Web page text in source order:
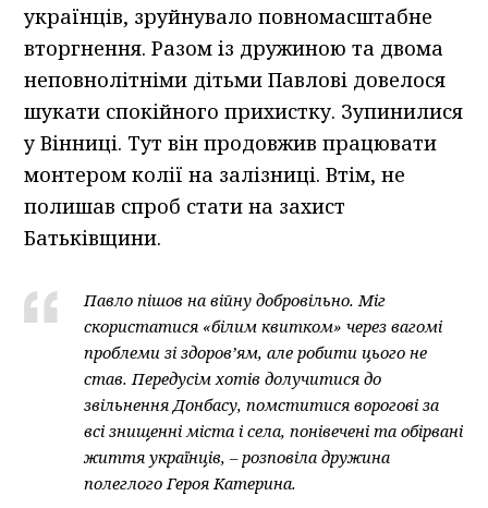
українців, зруйнувало повномасштабне
вторгнення. Разом із дружиною та двома
неповнолітніми дітьми Павлові довелося
шукати спокійного прихистку. Зупинилися
у Вінниці. Тут він продовжив працювати
монтером колії на залізниці. Втім, не
полишав спроб стати на захист
Батьківщини.
Павло пішов на війну добровільно. Міг
скористатися «білим квитком» через вагомі
проблеми зі здоров’ям, але робити цього не
став. Передусім хотів долучитися до
звільнення Донбасу, помститися ворогові за
всі знищенні міста і села, понівечені та обірвані
життя українців, – розповіла дружина
полеглого Героя Катерина.